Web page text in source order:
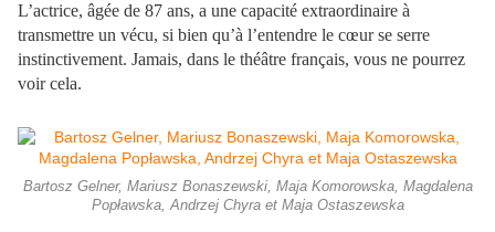
L’actrice, âgée de 87 ans, a une capacité extraordinaire à
transmettre un vécu, si bien qu’à l’entendre le cœur se serre
instinctivement. Jamais, dans le théâtre français, vous ne pourrez
voir cela.
Bartosz Gelner, Mariusz Bonaszewski, Maja Komorowska, Magdalena
Popławska, Andrzej Chyra et Maja Ostaszewska